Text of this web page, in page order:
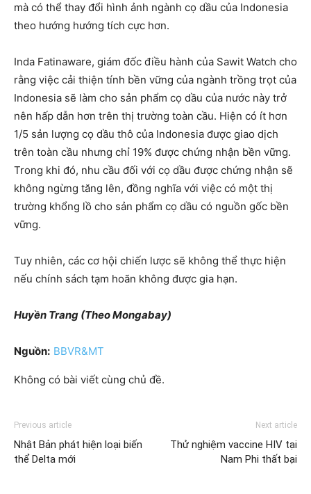
mà có thể thay đổi hình ảnh ngành cọ dầu của Indonesia
theo hướng hướng tích cực hơn.
Inda Fatinaware, giám đốc điều hành của Sawit Watch cho
rằng việc cải thiện tính bền vững của ngành trồng trọt của
Indonesia sẽ làm cho sản phẩm cọ dầu của nước này trở
nên hấp dẫn hơn trên thị trường toàn cầu. Hiện có ít hơn
1/5 sản lượng cọ dầu thô của Indonesia được giao dịch
trên toàn cầu nhưng chỉ 19% được chứng nhận bền vững.
Trong khi đó, nhu cầu đối với cọ dầu được chứng nhận sẽ
không ngừng tăng lên, đồng nghĩa với việc có một thị
trường khổng lồ cho sản phẩm cọ dầu có nguồn gốc bền
vững.
Tuy nhiên, các cơ hội chiến lược sẽ không thể thực hiện
nếu chính sách tạm hoãn không được gia hạn.
Huyền Trang (Theo Mongabay)
Nguồn: BBVR&MT
Không có bài viết cùng chủ đề.
Previous article
Nhật Bản phát hiện loại biến
thể Delta mới
Next article
Thử nghiệm vaccine HIV tại
Nam Phi thất bại